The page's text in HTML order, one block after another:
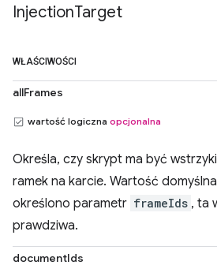
InjectionTarget
WŁAŚCIWOŚCI
allFrames
wartość logiczna opcjonalna
Określa, czy skrypt ma być
ramek na karcie. Wartość
określono parametr frameIds , ta
prawdziwa.
documentIds